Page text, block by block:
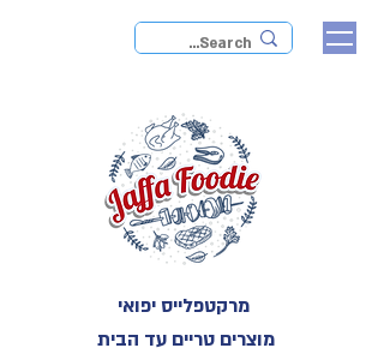
מוצרים טריים עד הבית